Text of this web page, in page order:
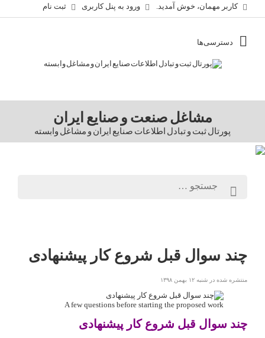
کاربر مهمان، خوش آمدید. ورود به پنل کاربری ثبت نام
مشاغل صنعت و صنایع ایران
پورتال ثبت و تبادل اطلاعات صنایع ایران و مشاغل وابسته
چند سوال قبل شروع کار پیشنهادی
منتشره شده در شنبه ۱۲ بهمن ۱۳۹۸
A few questions before starting the proposed work
چند سوال قبل شروع کار پیشنهادی